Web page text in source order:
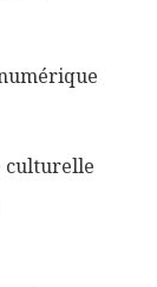
culturelle